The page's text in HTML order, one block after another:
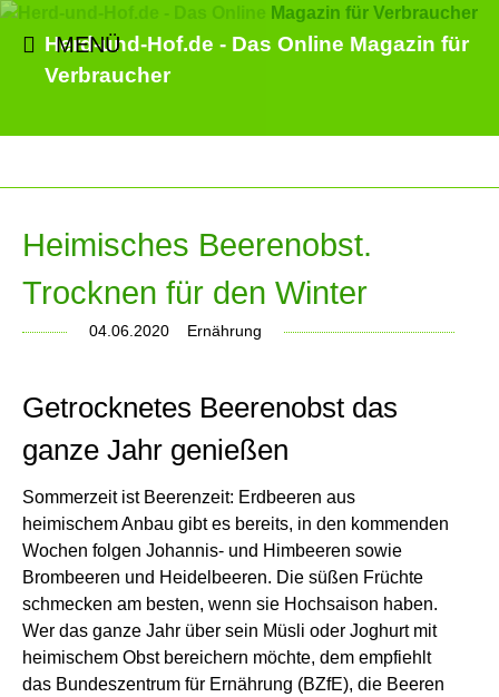
Herd-und-Hof.de - Das Online Magazin für
Verbraucher
MENÜ
Heimisches Beerenobst.
Trocknen für den Winter
04.06.2020 Ernährung
Getrocknetes Beerenobst das
ganze Jahr genießen
Sommerzeit ist Beerenzeit: Erdbeeren aus
heimischem Anbau gibt es bereits, in den kommenden
Wochen folgen Johannis- und Himbeeren sowie
Brombeeren und Heidelbeeren. Die süßen Früchte
schmecken am besten, wenn sie Hochsaison haben.
Wer das ganze Jahr über sein Müsli oder Joghurt mit
heimischem Obst bereichern möchte, dem empfiehlt
das Bundeszentrum für Ernährung (BZfE), die Beeren